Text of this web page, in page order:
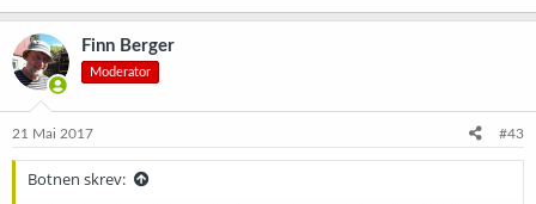
Finn Berger
Moderator
21 Mai 2017 #43
Botnen skrev: